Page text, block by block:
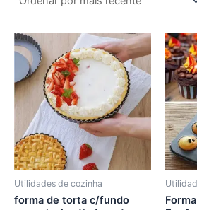
Utilidades de cozinha
forma de torta c/fundo